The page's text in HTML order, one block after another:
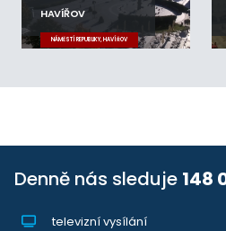
HAVÍŘOV
NÁMĚSTÍ REPUBLIKY, HAVÍŘOV
Denně nás sleduje 148
televizní vysílání